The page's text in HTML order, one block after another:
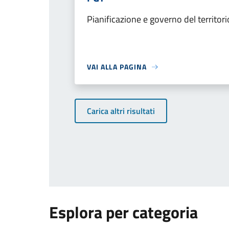
Pianificazione e governo del
VAI ALLA PAGINA
Carica altri risultati
Esplora per categoria